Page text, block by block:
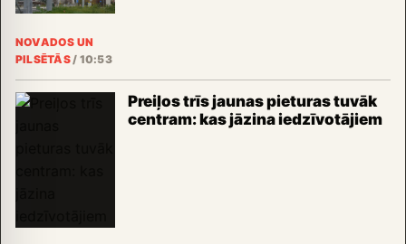
NOVADOS UN
PILSĒTĀS/ 10:53
Preiļos trīs jaunas pieturas tuvāk
centram: kas jāzina iedzīvotājiem